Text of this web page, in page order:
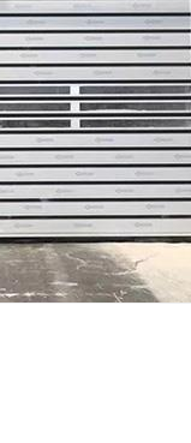
快速软帘门
快速堆积门
工业提升门
防火卷帘门